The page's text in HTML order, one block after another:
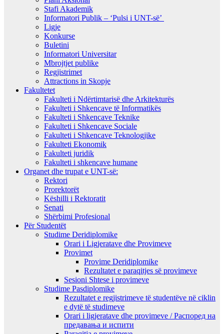
Stafi Akademik
Informatori Publik – ‘Pulsi i UNT-së’
Ligje
Konkurse
Buletini
Informatori Universitar
Mbrojtjet publike
Regjistrimet
Attractions in Skopje
Fakultetet
Fakulteti i Ndërtimtarisë dhe Arkitekturës
Fakulteti i Shkencave të Informatikës
Fakulteti i Shkencave Teknike
Fakulteti i Shkencave Sociale
Fakulteti i Shkencave Teknologjike
Fakulteti Ekonomik
Fakulteti juridik
Fakulteti i shkencave humane
Organet dhe trupat e UNT-së:
Rektori
Prorektorët
Këshilli i Rektoratit
Senati
Shërbimi Profesional
Për Studentët
Studime Deridiplomike
Orari i Ligjeratave dhe Provimeve
Provimet
Provime Deridiplomike
Rezultatet e paraqitjes së provimeve
Sesioni Shtese i provimeve
Studime Pasdiplomike
Rezultatet e regjistrimeve të studentëve në ciklin
e dytë të studimeve
Orari i ligjeratave dhe provimeve / Распоред на
предавањa и испити